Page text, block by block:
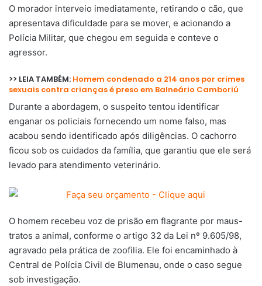
O morador interveio imediatamente, retirando o cão, que
apresentava dificuldade para se mover, e acionando a
Polícia Militar, que chegou em seguida e conteve o
agressor.
>> LEIA TAMBÉM: Homem condenado a 214 anos por crimes
sexuais contra crianças é preso em Balneário Camboriú
Durante a abordagem, o suspeito tentou identificar
enganar os policiais fornecendo um nome falso, mas
acabou sendo identificado após diligências. O cachorro
ficou sob os cuidados da família, que garantiu que ele será
levado para atendimento veterinário.
O homem recebeu voz de prisão em flagrante por maus-
tratos a animal, conforme o artigo 32 da Lei nº 9.605/98,
agravado pela prática de zoofilia. Ele foi encaminhado à
Central de Polícia Civil de Blumenau, onde o caso segue
sob investigação.